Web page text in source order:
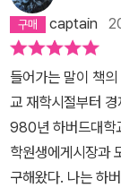
운영한다. 국토부
울 삼성역까지 월
권 버스 비용은 이
도 흡수해 대도시
천지역의 일부 중등
금을 주기로 약속
적이 우수한 학급
게 1만원짜리 상품
captain
들어가는 말이 책
교 재학시절부터
980년 하버드대학
학원생에게시장과
구해왔다. 나는 하